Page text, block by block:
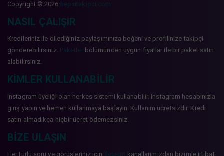
Copyright © 2026 hepsitakipci.com
NASIL ÇALIŞIR
Kredileriniz ile dilediğiniz paylaşımınıza beğeni ve profilinize takipçi
gönderebilirsiniz. Paketler bölümünden uygun fiyatlar ile bir paket satın
alabilirsiniz.
KIMLER KULLANABILIR
Instagram üyeliği olan herkes sistemi kullanabilir. Instagram hesabınızla
giriş yapın ve hemen kullanmaya başlayın. Kullanım ücretsizdir. Kredi
satın almadıkça hiçbir ücret ödemezsiniz.
BIZE ULAŞIN
Her türlü soru ve görüşleriniz için kanallarımızdan bizimle irtibat